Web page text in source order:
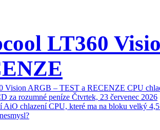
LT360
Vision ARGB – TEST a RECENZE CPU
za rozumné peníze Čtvrtek, 23 červenec 2026
AiO chlazení CPU, které ma na bloku velký